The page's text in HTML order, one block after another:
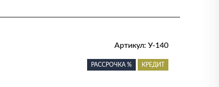
Артикул:У-140
РАССРОЧКА % КРЕДИТ